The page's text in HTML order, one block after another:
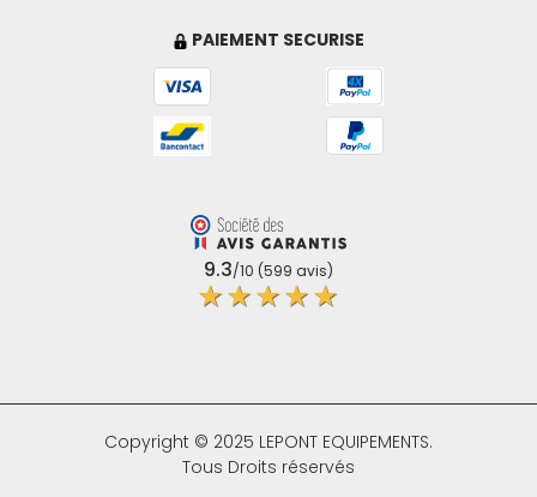
PAIEMENT SECURISE
9.3/10 (599 avis)
★★★★★
Copyright © 2025 LEPONT EQUIPEMENTS.
Tous Droits réservés